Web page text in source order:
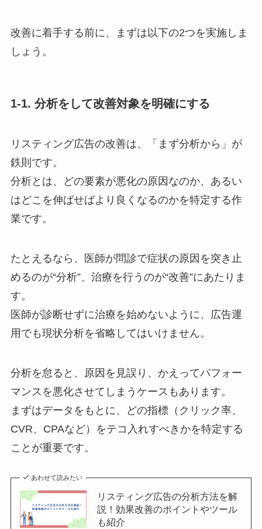
改善に着手する前に、まずは以下の2つを実施しま
しょう。
1-1. 分析をして改善対象を明確にする
リスティング広告の改善は、「まず分析から」が
鉄則です。
分析とは、どの要素が悪化の原因なのか、あるい
はどこを伸ばせばより良くなるのかを特定する作
業です。
たとえるなら、医師が問診で症状の原因を突き止
めるのが“分析”、治療を行うのが“改善”にあたりま
す。
医師が診断せずに治療を始めないように、広告運
用でも現状分析を省略してはいけません。
分析を怠ると、原因を見誤り、かえってパフォー
マンスを悪化させてしまうケースもあります。
まずはデータをもとに、どの指標（クリック率、
CVR、CPAなど）をテコ入れすべきかを特定する
ことが重要です。
あわせて読みたい
リスティング広告の分析方法を解
説！効果改善のポイントやツール
も紹介